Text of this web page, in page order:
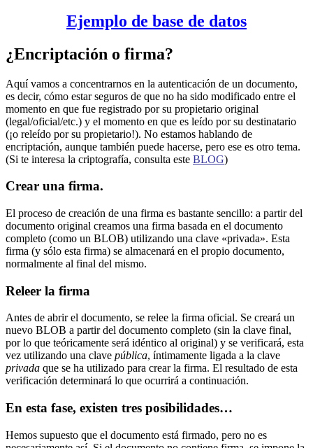
Ejemplo de base de datos
¿Encriptación o firma?
Aquí vamos a concentrarnos en la autenticación de un documento,
es decir, cómo estar seguros de que no ha sido modificado entre el
momento en que fue registrado por su propietario original
(legal/oficial/etc.) y el momento en que es leído por su destinatario
(¡o releído por su propietario!). No estamos hablando de
encriptación, aunque también puede hacerse, pero ese es otro tema.
(Si te interesa la criptografía, consulta este BLOG)
Crear una firma.
El proceso de creación de una firma es bastante sencillo: a partir del
documento original creamos una firma basada en el documento
completo (como un BLOB) utilizando una clave «privada». Esta
firma (y sólo esta firma) se almacenará en el propio documento,
normalmente al final del mismo.
Releer la firma
Antes de abrir el documento, se relee la firma oficial. Se creará un
nuevo BLOB a partir del documento completo (sin la clave final,
por lo que teóricamente será idéntico al original) y se verificará, esta
vez utilizando una clave pública, íntimamente ligada a la clave
privada que se ha utilizado para crear la firma. El resultado de esta
verificación determinará lo que ocurrirá a continuación.
En esta fase, existen tres posibilidades…
Hemos supuesto que el documento está firmado, pero no es